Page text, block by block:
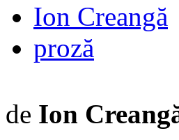
Ion Creangă
proză
de Ion